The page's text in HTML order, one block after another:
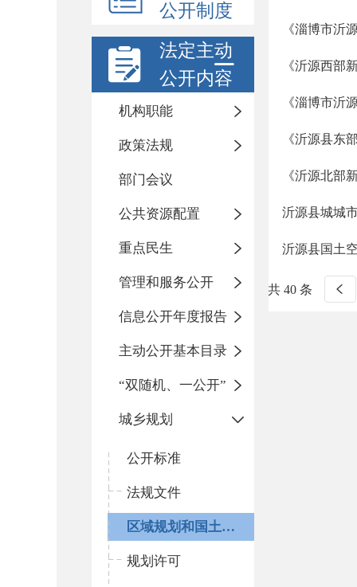
公开制度
法定主动
公开内容
机构职能
政策法规
部门会议
公共资源配置
重点民生
管理和服务公开
信息公开年度报告
主动公开基本目录
“双随机、一公开”
城乡规划
公开标准
法规文件
区域规划和国土空间规划
规划许可
《淄博市沂
《沂源西部
《淄博市沂
《沂源县东
《沂源北部
沂源县城城
沂源县国土
共 40 条